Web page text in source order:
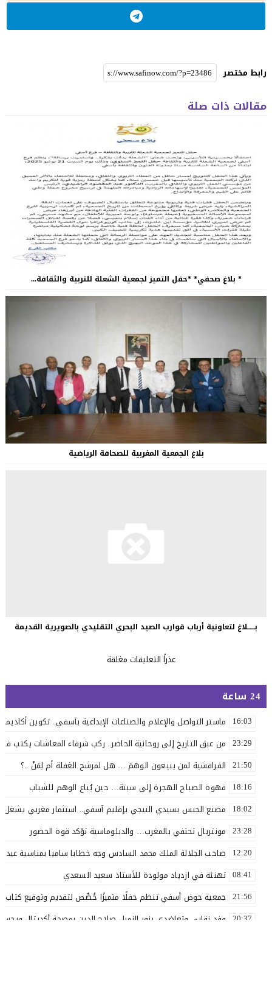
رابط مختصر
مقالات ذات صلة
* بلاغ صحفي* *حفل التميز لجمعية الشعلة للتربية والثقافة...
بلاغ الجمعية المغربية للصحافة الرياضية
بــــــلاغ لتعاونية أرباب قوارب الصيد البحري التقليدي بالصويرية القديمة
عذراً التعليقات مغلقة
24 ساعة
16:03 ماستر التواصل والإعلام والصناعات الإبداعية بآسفي.. تكوين
23:29 من عبق التاريخ إلى روحانية الحاضر.. ركب شرفاء المعاشات يكتب
21:50 الفراقشية لمن يبيعون الوهمَ … هل لمرشح الغفلة أم لِمَنْ ..؟
18:16 قهوة الصباح الهجرة إلى سبتة… حين يُباع الوهم للشباب
18:02 مصنع الجبس بسيدي التيجي بإقليم آسفي.. استثمار مغربي يشغل 110 عاملاً
23:28 مونتريال تحتفي بالمغرب… والدبلوماسية تؤكد قوة الحضور
12:20 صاحب الجلالة الملك محمد السادس وجه خطابا ساميا بمناسبة عيد
08:41 تهنئة في ازدياد مولودة للأستاذ سعيد السعدي
21:56 جمعية حوض أسفي تنظم حفلًا متميزًا خُصِّص لتقديم وتوقيع كتاب
20:37 وفد نقابي وتعاضدي يزور الزميل صلاح الدين بمصحة أكديتال ويجسد